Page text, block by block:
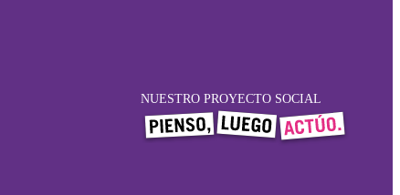
NUESTRO PROYECTO SOCIAL